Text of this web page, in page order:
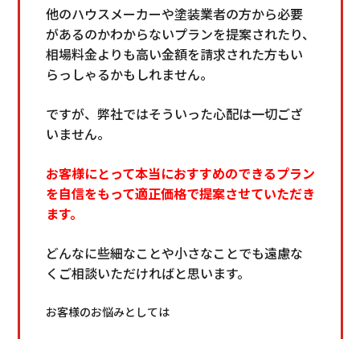
他のハウスメーカーや塗装業者の方から必要
があるのかわからないプランを提案されたり、
相場料金よりも高い金額を請求された方もい
らっしゃるかもしれません。
ですが、弊社ではそういった心配は一切ござ
いません。
お客様にとって本当におすすめのできるプラン
を自信をもって適正価格で提案させていただき
ます。
どんなに些細なことや小さなことでも遠慮な
くご相談いただければと思います。
お客様のお悩みとしては